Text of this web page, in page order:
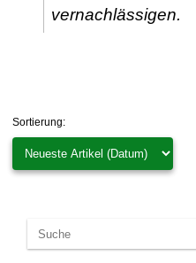
vernachlässigen.